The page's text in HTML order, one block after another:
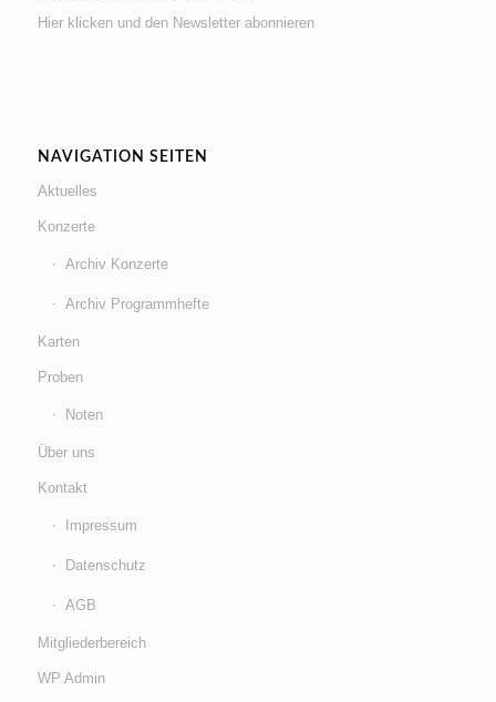
Hier klicken und den Newsletter abonnieren
NAVIGATION SEITEN
Aktuelles
Konzerte
Archiv Konzerte
Archiv Programmhefte
Karten
Proben
Noten
Über uns
Kontakt
Impressum
Datenschutz
AGB
Mitgliederbereich
WP Admin